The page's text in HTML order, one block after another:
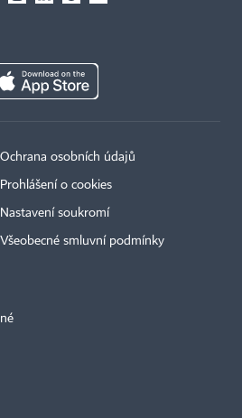
Ochrana osobních údajů
Prohlášení o cookies
Nastavení soukromí
Všeobecné smluvní podmínky